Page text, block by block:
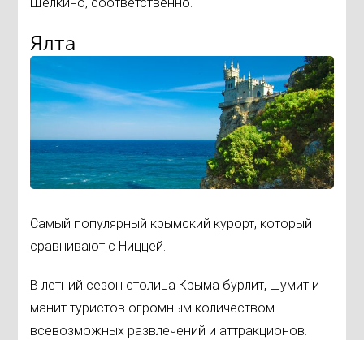
Ялта
Самый популярный крымский курорт, который
сравнивают с Ниццей.
В летний сезон столица Крыма бурлит, шумит и
манит туристов огромным количеством
всевозможных развлечений и аттракционов.